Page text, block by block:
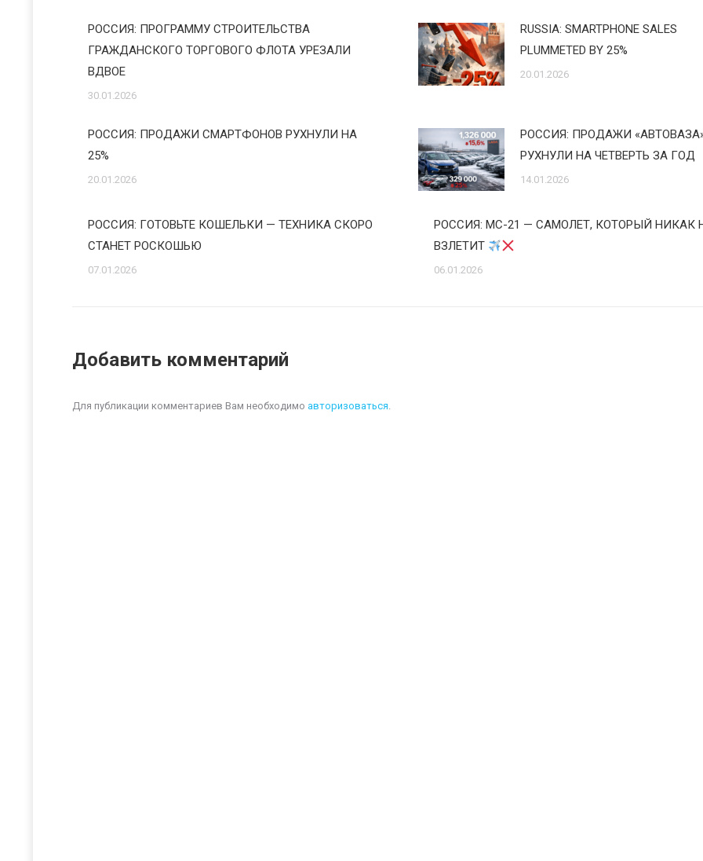
РОССИЯ: ПРОГРАММУ СТРОИТЕЛЬСТВА
ГРАЖДАНСКОГО ТОРГОВОГО ФЛОТА УРЕЗАЛИ
ВДВОЕ
30.01.2026
RUSSIA: SMARTPHONE SALES
PLUMMETED BY 25%
20.01.2026
РОССИЯ: ПРОДАЖИ СМАРТФОНОВ РУХНУЛИ НА
25%
20.01.2026
РОССИЯ: ПРОДАЖИ
РУХНУЛИ НА ЧЕТВЕРТЬ ЗА ГОД
14.01.2026
РОССИЯ: ГОТОВЬТЕ КОШЕЛЬКИ — ТЕХНИКА СКОРО
СТАНЕТ РОСКОШЬЮ
07.01.2026
РОССИЯ: МС-21 — САМОЛЕТ, КОТОРЫЙ НИКАК
ВЗЛЕТИТ
06.01.2026
Добавить комментарий
Для публикации комментариев Вам необходимо авторизоваться.